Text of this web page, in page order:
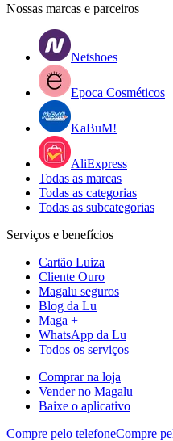
Nossas marcas e parceiros
Netshoes
Epoca Cosméticos
KaBuM!
AliExpress
Todas as marcas
Todas as categorias
Todas as subcategorias
Serviços e benefícios
Cartão Luiza
Cliente Ouro
Magalu seguros
Blog da Lu
Maga +
WhatsApp da Lu
Todos os serviços
Comprar na loja
Vender no Magalu
Baixe o aplicativo
Compre pelo telefoneCompre